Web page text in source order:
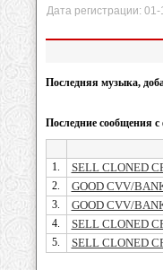
Дата регистрации:
Последняя музыка,
Последние сообщения
1. SELL CLONED
2. GOOD CVV/
3. GOOD CVV/
4. SELL CLONED
5. SELL CLONED